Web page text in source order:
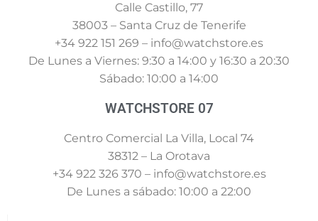
Calle Castillo, 77
38003 – Santa Cruz de Tenerife
+34 922 151 269 – info@watchstore.es
De Lunes a Viernes: 9:30 a 14:00 y 16:30 a 20:30
Sábado: 10:00 a 14:00
WATCHSTORE 07
Centro Comercial La Villa, Local 74
38312 – La Orotava
+34 922 326 370 – info@watchstore.es
De Lunes a sábado: 10:00 a 22:00